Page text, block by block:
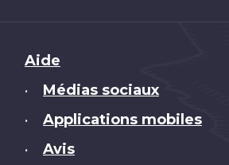
Brand
Aide
• Médias sociaux
• Applications mobiles
• Avis